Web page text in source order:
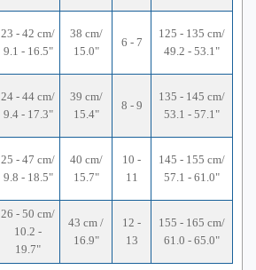
23 - 42 cm/
9.1 - 16.5"
38 cm/
15.0"
6 - 7
125 - 135 cm/
49.2 - 53.1"
24 - 44 cm/
9.4 - 17.3"
39 cm/
15.4"
8 - 9
135 - 145 cm/
53.1 - 57.1"
25 - 47 cm/
9.8 - 18.5"
40 cm/
15.7"
10 -
11
145 - 155 cm/
57.1 - 61.0"
26 - 50 cm/
10.2 -
19.7"
43 cm /
16.9"
12 -
13
155 - 165 cm/
61.0 - 65.0"